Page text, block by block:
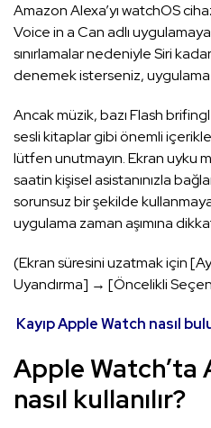
Amazon Alexa’yı watchOS
Voice in a Can adlı
sınırlamalar nedeniyle Siri
denemek isterseniz,
Ancak müzik, bazı Flash
sesli kitaplar gibi önemli
lütfen unutmayın. Ekran uyku
saatin kişisel asistanınızla
sorunsuz bir şekilde
uygulama zaman aşımına
(Ekran süresini uzatmak için
Uyandırma] → [Öncelikli
Kayıp Apple Watch nasıl
Apple Watch’ta
nasıl kullanılır?